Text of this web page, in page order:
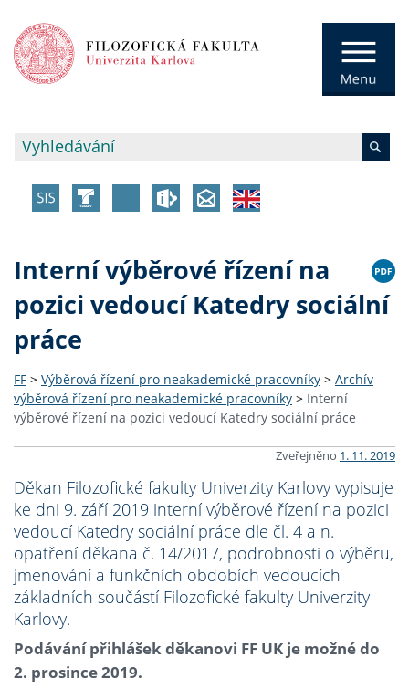
Interní výběrové řízení na
pozici vedoucí Katedry sociální
práce
FF > Výběrová řízení pro neakademické pracovníky > Archív
výběrová řízení pro neakademické pracovníky > Interní
výběrové řízení na pozici vedoucí Katedry sociální práce
Zveřejněno 1. 11. 2019
Děkan Filozofické fakulty Univerzity Karlovy vypisuje
ke dni 9. září 2019 interní výběrové řízení na pozici
vedoucí Katedry sociální práce dle čl. 4 a n.
opatření děkana č. 14/2017, podrobnosti o výběru,
jmenování a funkčních obdobích vedoucích
základních součástí Filozofické fakulty Univerzity
Karlovy.
Podávání přihlášek děkanovi FF UK je možné do
2. prosince 2019.